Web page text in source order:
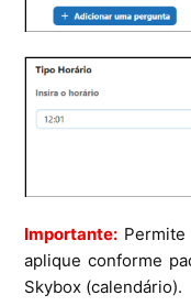
Importante:
aplique conforme
Skybox (calendário).